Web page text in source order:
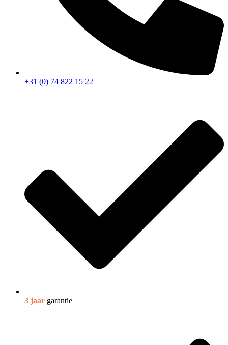
+31 (0) 74 822 15 22
3 jaar garantie